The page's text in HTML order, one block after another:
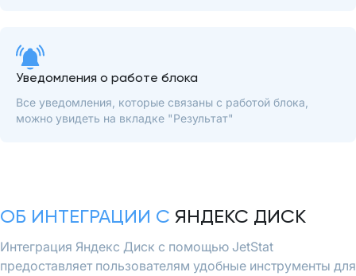
Уведомления о работе блока
Все уведомления, которые связаны с работой блока,
можно увидеть на вкладке "Результат"
ОБ ИНТЕГРАЦИИ С ЯНДЕКС ДИСК
Интеграция Яндекс Диск с помощью JetStat
предоставляет пользователям удобные инструменты для